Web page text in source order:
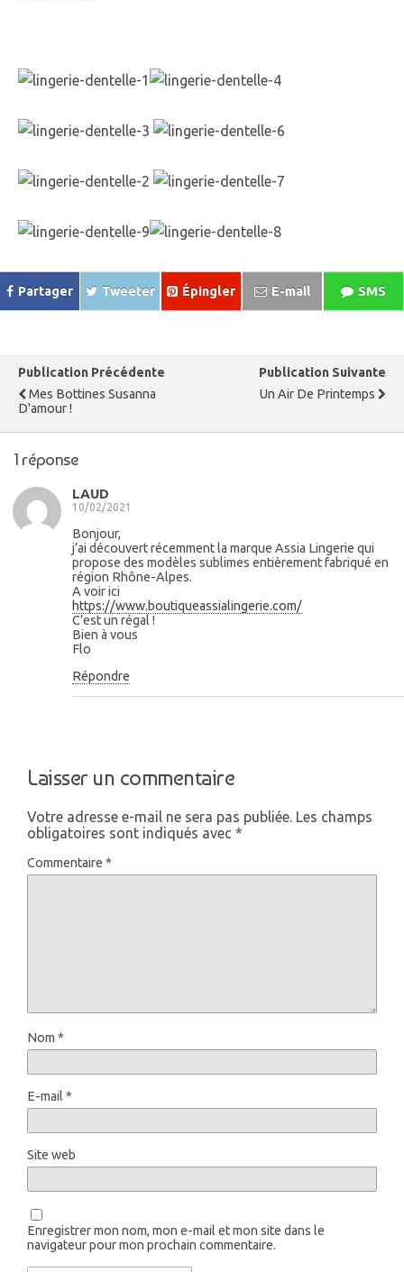
Partager Tweeter Épingler E-mail SMS
Publication Précédente
Mes Bottines Susanna
D'amour !
Publication Suivante
Un Air De Printemps
1 réponse
LAUD
10/02/2021
Bonjour,
j’ai découvert récemment la marque Assia Lingerie qui
propose des modèles sublimes entièrement fabriqué en
région Rhône-Alpes.
A voir ici
https://www.boutiqueassialingerie.com/
C’est un régal !
Bien à vous
Flo
Répondre
Laisser un commentaire
Votre adresse e-mail ne sera pas publiée. Les champs
obligatoires sont indiqués avec *
Commentaire *
Nom *
E-mail *
Site web
Enregistrer mon nom, mon e-mail et mon site dans le
navigateur pour mon prochain commentaire.